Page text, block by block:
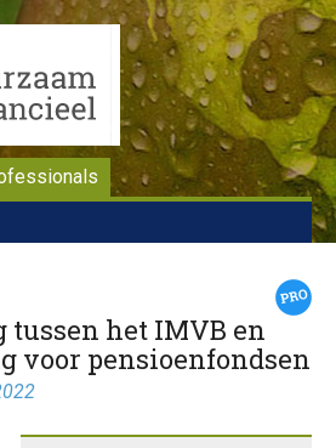
tussen het IMVB en
voor pensioenfondsen